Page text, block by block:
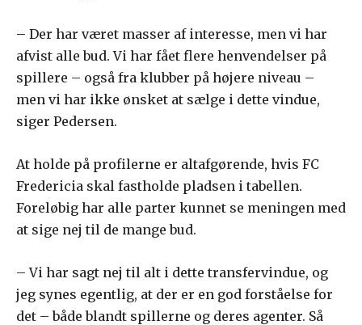
– Der har været masser af interesse, men vi har
afvist alle bud. Vi har fået flere henvendelser på
spillere – også fra klubber på højere niveau –
men vi har ikke ønsket at sælge i dette vindue,
siger Pedersen.
At holde på profilerne er altafgørende, hvis FC
Fredericia skal fastholde pladsen i tabellen.
Foreløbig har alle parter kunnet se meningen med
at sige nej til de mange bud.
– Vi har sagt nej til alt i dette transfervindue, og
jeg synes egentlig, at der er en god forståelse for
det – både blandt spillerne og deres agenter. Så